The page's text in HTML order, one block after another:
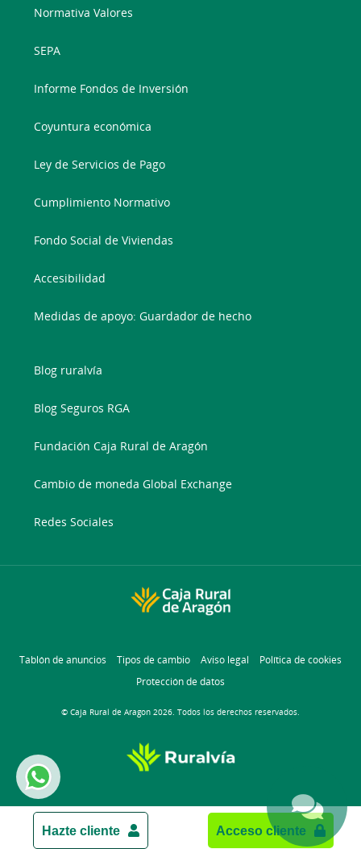
Hazte cliente Acceso cliente
Normativa Valores
SEPA
Informe Fondos de Inversión
Coyuntura económica
Ley de Servicios de Pago
Cumplimiento Normativo
Fondo Social de Viviendas
Accesibilidad
Medidas de apoyo: Guardador de hecho
Blog ruralvía
Blog Seguros RGA
Fundación Caja Rural de Aragón
Cambio de moneda Global Exchange
Redes Sociales
Tablón de anuncios Tipos de cambio Aviso legal
Política de cookies
Protección de datos
© Caja Rural de Aragon 2026. Todos los derechos reservados.